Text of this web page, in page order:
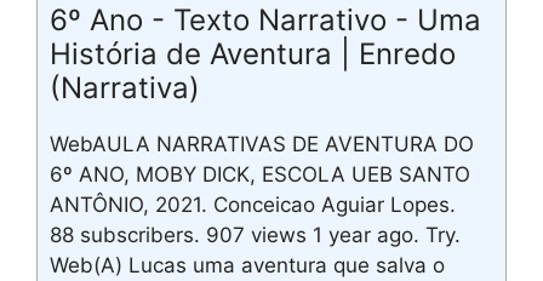
6º Ano - Texto Narrativo - Uma
História de Aventura | Enredo
(Narrativa)
WebAULA NARRATIVAS DE AVENTURA DO
6º ANO, MOBY DICK, ESCOLA UEB SANTO
ANTÔNIO, 2021. Conceicao Aguiar Lopes.
88 subscribers. 907 views 1 year ago. Try.
Web(A) Lucas uma aventura que salva o